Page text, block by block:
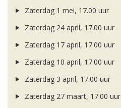
Zaterdag 1 mei, 17.00 uur
Zaterdag 24 april, 17.00 uur
Zaterdag 17 april, 17.00 uur
Zaterdag 10 april, 17.00 uur
Zaterdag 3 april, 17.00 uur
Zaterdag 27 maart, 17.00 uur